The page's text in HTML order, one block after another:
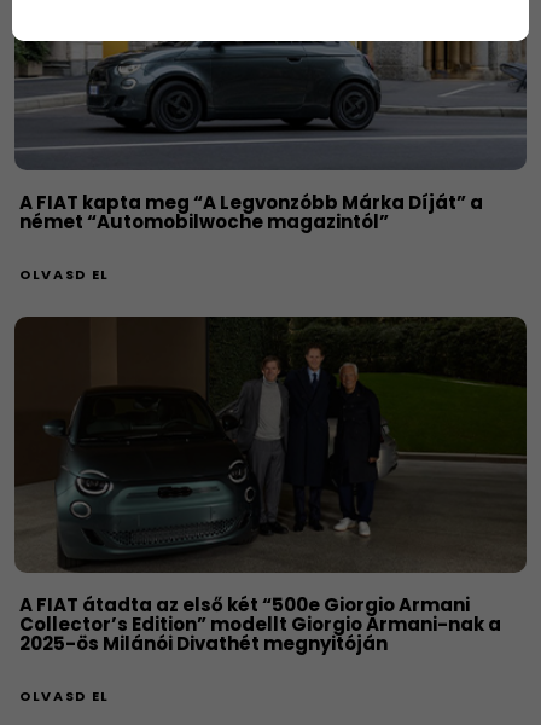
A FIAT kapta meg “A Legvonzóbb Márka Díját” a
német “Automobilwoche magazintól”
OLVASD EL
A FIAT átadta az első két “500e Giorgio Armani
Collector’s Edition” modellt Giorgio Armani-nak a
2025-ös Milánói Divathét megnyitóján
OLVASD EL